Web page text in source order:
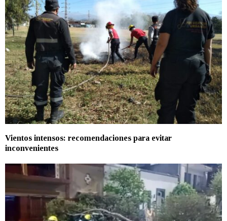
Vientos intensos: recomendaciones para evitar
inconvenientes